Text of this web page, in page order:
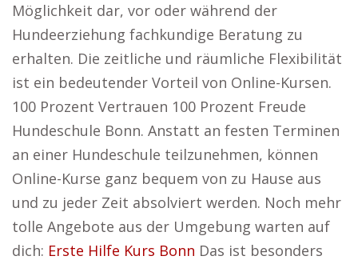
Möglichkeit dar, vor oder während der
Hundeerziehung fachkundige Beratung zu
erhalten. Die zeitliche und räumliche Flexibilität
ist ein bedeutender Vorteil von Online-Kursen.
100 Prozent Vertrauen 100 Prozent Freude
Hundeschule Bonn. Anstatt an festen Terminen
an einer Hundeschule teilzunehmen, können
Online-Kurse ganz bequem von zu Hause aus
und zu jeder Zeit absolviert werden. Noch mehr
tolle Angebote aus der Umgebung warten auf
dich: Erste Hilfe Kurs Bonn Das ist besonders